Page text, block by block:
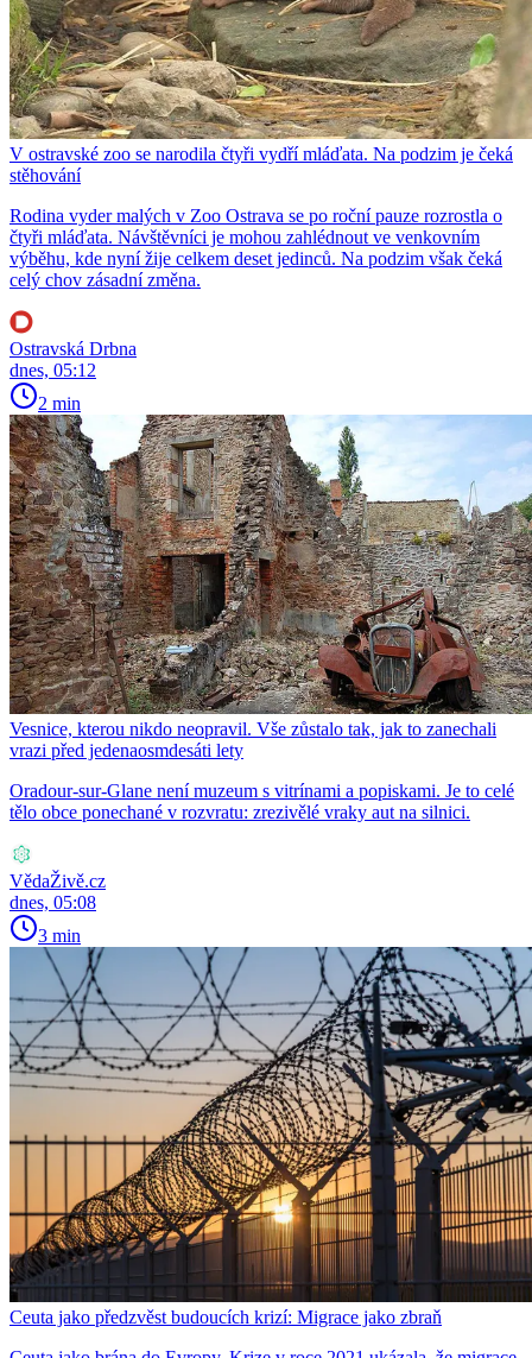
V ostravské zoo se narodila čtyři vydří mláďata. Na podzim je čeká
stěhování
Rodina vyder malých v Zoo Ostrava se po roční pauze rozrostla o
čtyři mláďata. Návštěvníci je mohou zahlédnout ve venkovním
výběhu, kde nyní žije celkem deset jedinců. Na podzim však čeká
celý chov zásadní změna.
Ostravská Drbna
dnes, 05:12
2 min
Vesnice, kterou nikdo neopravil. Vše zůstalo tak, jak to zanechali
vrazi před jedenaosmdesáti lety
Oradour-sur-Glane není muzeum s vitrínami a popiskami. Je to celé
tělo obce ponechané v rozvratu: zrezivělé vraky aut na silnici.
VědaŽivě.cz
dnes, 05:08
3 min
Ceuta jako předzvěst budoucích krizí: Migrace jako zbraň